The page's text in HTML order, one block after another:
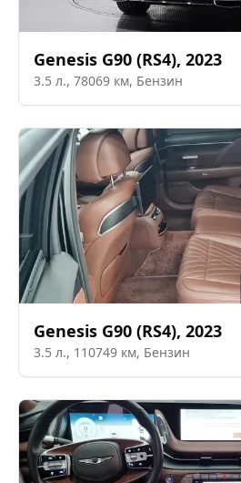
Genesis G90 (RS4), 2023
3.5 л., 78069 км, Бензин
Genesis G90 (RS4), 2023
3.5 л., 110749 км, Бензин